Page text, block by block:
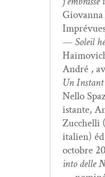
— Soleil
André ,
Un Instant
Nel­lo
istante,
Zuc­chel­li
ital­ien)
octo­bre
in­to delle